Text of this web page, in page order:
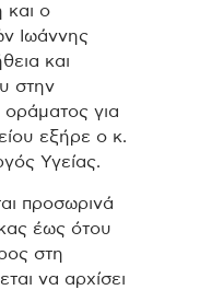
και ο
Ιωάννης
και
στην
για
εξήρε ο κ.
Υγείας.
προσωρινά
έως ότου
στη
να αρχίσει